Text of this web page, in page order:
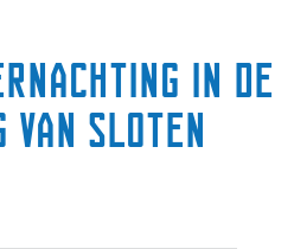
in de
van Sloten